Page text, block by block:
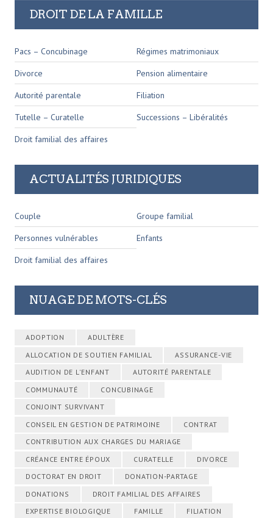
DROIT DE LA FAMILLE
Pacs – Concubinage
Régimes matrimoniaux
Divorce
Pension alimentaire
Autorité parentale
Filiation
Tutelle – Curatelle
Successions – Libéralités
Droit familial des affaires
ACTUALITÉS JURIDIQUES
Couple
Groupe familial
Personnes vulnérables
Enfants
Droit familial des affaires
NUAGE DE MOTS-CLÉS
ADOPTION
ADULTÈRE
ALLOCATION DE SOUTIEN FAMILIAL
ASSURANCE-VIE
AUDITION DE L'ENFANT
AUTORITÉ PARENTALE
COMMUNAUTÉ
CONCUBINAGE
CONJOINT SURVIVANT
CONSEIL EN GESTION DE PATRIMOINE
CONTRAT
CONTRIBUTION AUX CHARGES DU MARIAGE
CRÉANCE ENTRE ÉPOUX
CURATELLE
DIVORCE
DOCTORAT EN DROIT
DONATION-PARTAGE
DONATIONS
DROIT FAMILIAL DES AFFAIRES
EXPERTISE BIOLOGIQUE
FAMILLE
FILIATION